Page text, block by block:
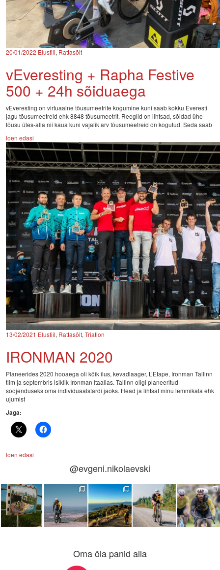
20/01/2022 Elustiil, Rattasõit
vEveresting + Rapha Festive
500 + 24h sõiduaega
vEveresting on virtuaalne tõusumeetrite kogumine kuni saab kokku Everesti
jagu tõusumeetreid ehk 8848 tõusumeetrit. Reeglid on lihtsad, sõidad ühe
tõusu üles-alla nii kaua kuni vajalik arv tõusumeetreid on kogutud. Seda saab
loen edasi
13/02/2021 Elustiil, Rattasõit,Triatlon
IRONMAN 2020
Planeerides 2020 hooaega oli kõik ilus, kevadlaager, L’Etape, Ironman Tallinn
tiim ja septembris isiklik Ironman Itaalias. Tallinn oligi planeeritud
soojenduseks oma individuaalstardi jaoks. Head ja lihtsat minu lemmikala ehk
ujumist
Jaga:
loen edasi
@evgeni.nikolaevski
Oma õla panid alla